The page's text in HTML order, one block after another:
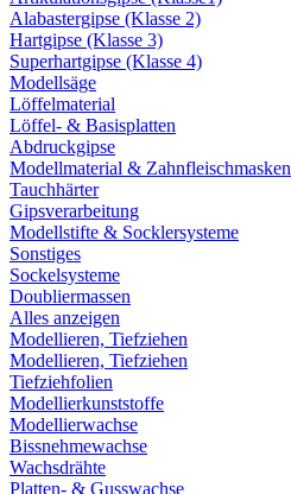
Alabastergipse (Klasse 2)
Hartgipse (Klasse 3)
Superhartgipse (Klasse 4)
Modellsäge
Löffelmaterial
Löffel- & Basisplatten
Abdruckgipse
Modellmaterial & Zahnfleischmasken
Tauchhärter
Gipsverarbeitung
Modellstifte & Socklersysteme
Sonstiges
Sockelsysteme
Doubliermassen
Alles anzeigen
Modellieren, Tiefziehen
Modellieren, Tiefziehen
Tiefziehfolien
Modellierkunststoffe
Modellierwachse
Bissnehmewachse
Wachsdrähte
Platten- & Gusswachse